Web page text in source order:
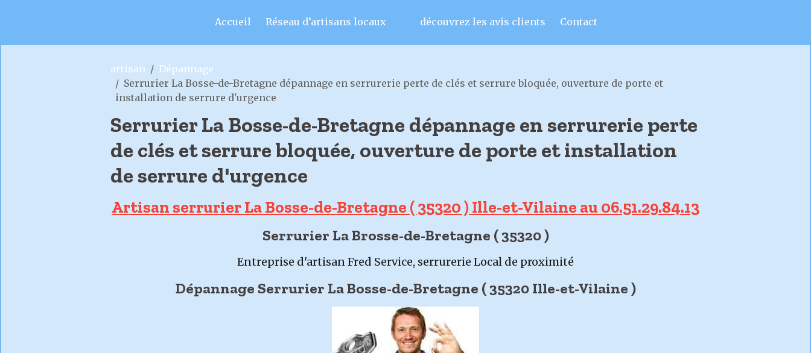
Accueil Réseau d’artisans locaux découvrez les avis clients Contact
artisan
Dépannage
Serrurier La Bosse-de-Bretagne dépannage en serrurerie perte de clés et serrure bloquée, ouverture de porte et
installation de serrure d'urgence
Serrurier La Bosse-de-Bretagne dépannage en serrurerie perte
de clés et serrure bloquée, ouverture de porte et installation
de serrure d'urgence
Artisan serrurier La Bosse-de-Bretagne ( 35320 ) Ille-et-Vilaine au 06.51.29.84.13
Serrurier La Brosse-de-Bretagne ( 35320 )
Entreprise d'artisan Fred Service, serrurerie Local de proximité
Dépannage Serrurier La Bosse-de-Bretagne ( 35320 Ille-et-Vilaine )